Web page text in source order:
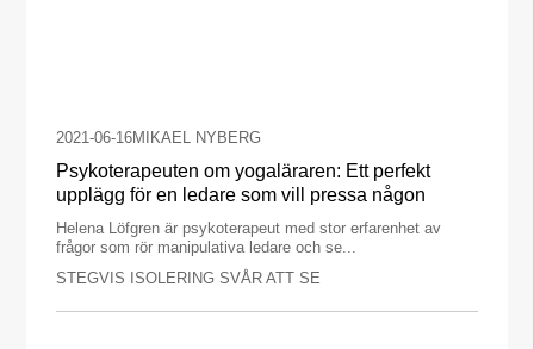
2021-06-16MIKAEL NYBERG
Psykoterapeuten om yogaläraren: Ett perfekt
upplägg för en ledare som vill pressa någon
Helena Löfgren är psykoterapeut med stor erfarenhet av
frågor som rör manipulativa ledare och se...
STEGVIS ISOLERING SVÅR ATT SE